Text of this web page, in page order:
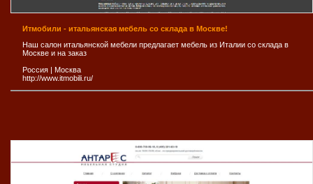
Итмобили - итальянская мебель со склада в Москве!
Наш салон итальянской мебели предлагает мебель из Италии со склада в
Москве и на заказ
Россия
Москва
http://www.itmobili.ru/